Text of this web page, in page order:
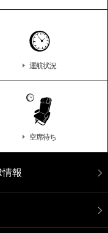
運航状況
空席待ち
報